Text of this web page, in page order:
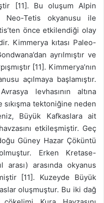
[11]. Bu oluşum Alpin
Neo-Tetis okyanusu ile
önce etkilendiği olay
Kimmerya kıtası Paleo-
ayrılmıştır ve
[11]. Kimmerya’nın
açılmaya başlamıştır.
levhasının altına
tektoniğine neden
Büyük Kafkaslara ait
etkileşmiştir. Geç
Güney Hazar Çöküntü
Erken Kretase-
arasında okyanus
[11]. Kuzeyde Büyük
oluşmuştur. Bu iki dağ